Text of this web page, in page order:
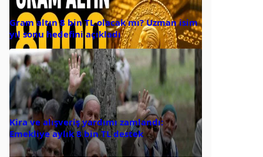
Gram altın 8 bin TL olacak mı? Uzman isim
yıl sonu hedefini açıkladı
Kira ve alışveriş yardımı zamlandı:
Emekliye aylık 8 bin TL destek